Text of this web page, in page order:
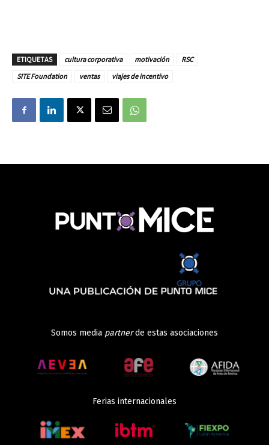
ETIQUETAS cultura corporativa motivación
RSC
SITE Foundation
ventas viajes de incentivo
Somos media partnerde estas asociaciones
Ferias internacionales